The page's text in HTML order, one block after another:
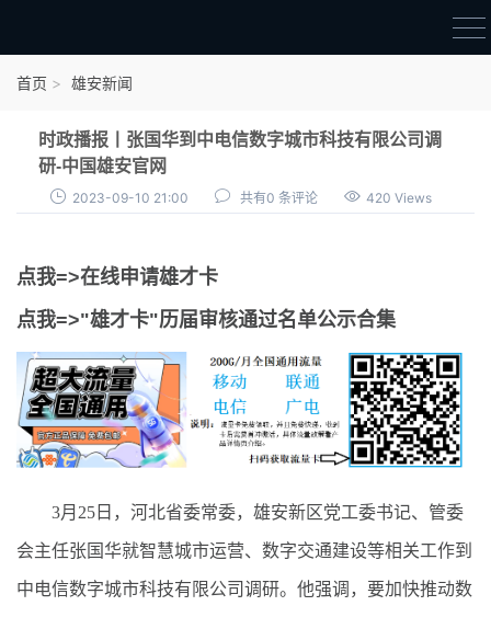
审核通过公示
首页 雄安新闻
时政播报丨张国华到中电信数字城市科技有限公司调
研-中国雄安官网
2023-09-10 21:00 共有0 条评论 420 Views
点我=>在线申请雄才卡
点我=>"雄才卡"历届审核通过名单公示合集
3月25日，河北省委常委，雄安新区党工委书记、管委
会主任张国华就智慧城市运营、数字交通建设等相关工作到
中电信数字城市科技有限公司调研。他强调，要加快推动数